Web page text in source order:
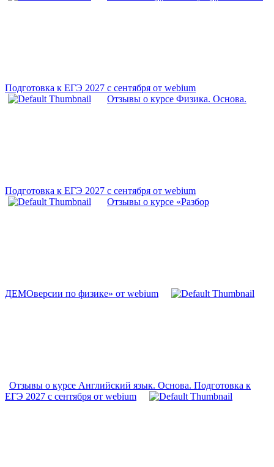
Подготовка к ЕГЭ 2027 с сентября от webium
Отзывы о курсе Физика. Основа.
Подготовка к ЕГЭ 2027 с сентября от webium
Отзывы о курсе «Разбор
ДЕМОверсии по физике» от webium
Отзывы о курсе Английский язык. Основа. Подготовка к
ЕГЭ 2027 с сентября от webium